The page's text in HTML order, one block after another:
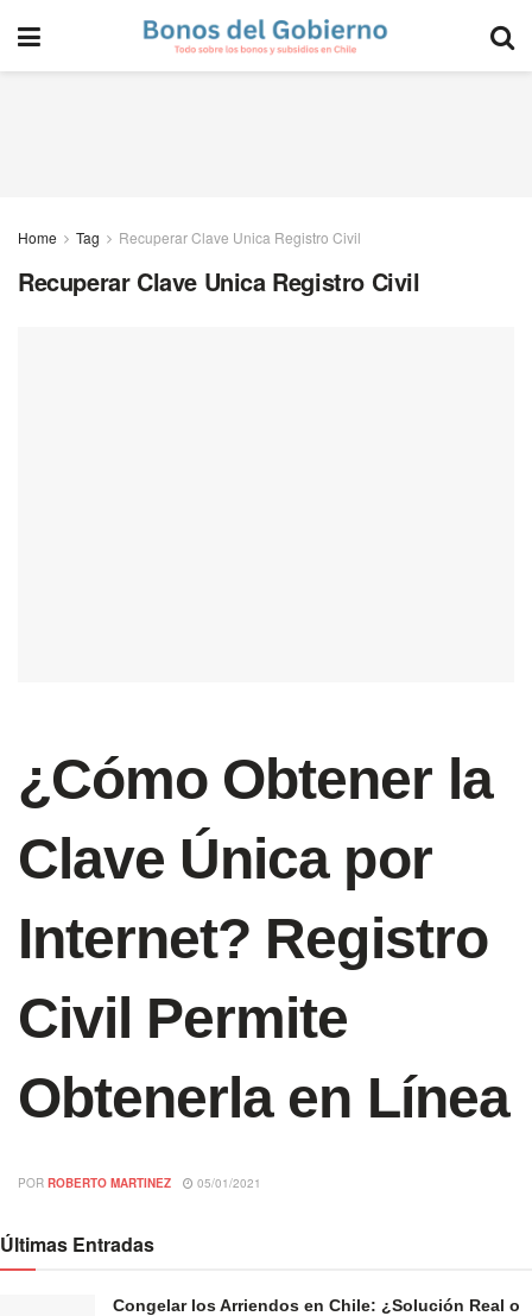
Home Tag Recuperar Clave Unica Registro Civil
Recuperar Clave Unica Registro Civil
¿Cómo Obtener la
Clave Única por
Internet? Registro
Civil Permite
Obtenerla en Línea
POR ROBERTO MARTINEZ 05/01/2021
Últimas Entradas
Congelar los Arriendos en Chile: ¿Solución Real o